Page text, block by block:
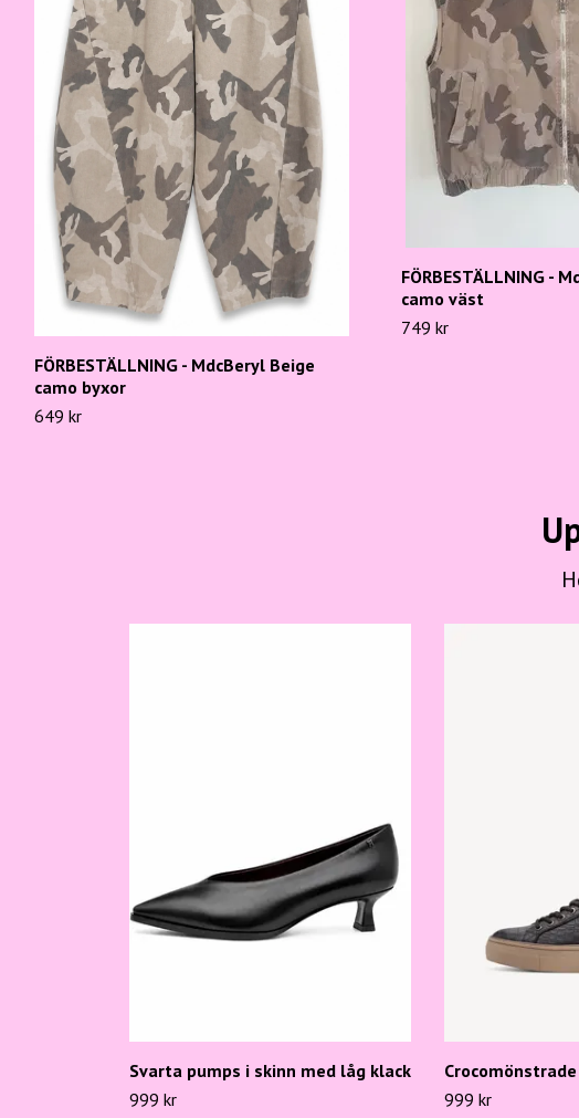
FÖRBESTÄLLNING - MdcBeryl Beige
camo byxor
649 kr
FÖRBESTÄLLNING -
camo väst
749 kr
Svarta pumps i skinn med låg klack
999 kr
999 kr